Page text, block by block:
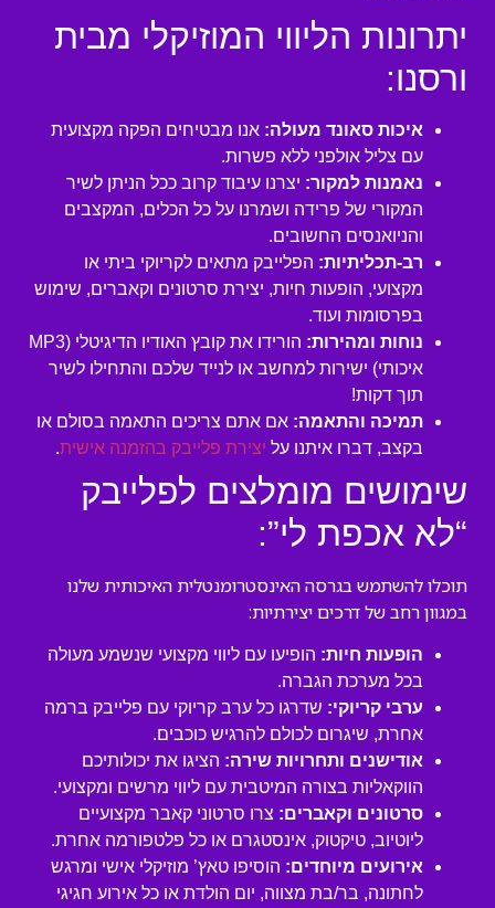
יתרונות הליווי המוזיקלי מבית
ורסנו:
איכות סאונד מעולה: אנו מבטיחים הפקה מקצועית
עם צליל אולפני ללא פשרות.
נאמנות למקור: יצרנו עיבוד קרוב ככל הניתן לשיר
המקורי של פרידה ושמרנו על כל הכלים, המקצבים
והניואנסים החשובים.
רב-תכליתיות: הפלייבק מתאים לקריוקי ביתי או
מקצועי, הופעות חיות, יצירת סרטונים וקאברים, שימוש
בפרסומות ועוד.
נוחות ומהירות:
הורידו את קובץ האודיו הדיגיטלי (MP3
איכותי) ישירות למחשב או לנייד שלכם והתחילו לשיר
תוך דקות!
תמיכה והתאמה: אם אתם צריכים התאמה בסולם או
בקצב, דברו איתנו על יצירת פלייבק בהזמנה אישית.
שימושים מומלצים לפלייבק
“לא אכפת לי”:
תוכלו להשתמש בגרסה האינסטרומנטלית האיכותית שלנו
במגוון רחב של דרכים יצירתיות:
הופעות חיות: הופיעו עם ליווי מקצועי שנשמע מעולה
בכל מערכת הגברה.
ערבי קריוקי: שדרגו כל ערב קריוקי עם פלייבק ברמה
אחרת, שיגרום לכולם להרגיש כוכבים.
אודישנים ותחרויות שירה: הציגו את יכולותיכם
הווקאליות בצורה המיטבית עם ליווי מרשים ומקצועי.
סרטונים וקאברים: צרו סרטוני קאבר מקצועיים
ליוטיוב, טיקטוק, אינסטגרם או כל פלטפורמה אחרת.
אירועים מיוחדים: הוסיפו טאץ’ מוזיקלי אישי ומרגש
לחתונה, בר/בת מצווה, יום הולדת או כל אירוע חגיגי